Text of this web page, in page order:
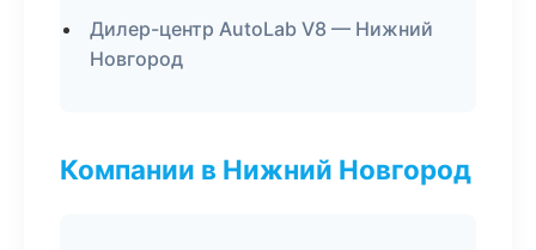
Дилер-центр AutoLab V8 — Нижний
Новгород
Компании в Нижний Новгород